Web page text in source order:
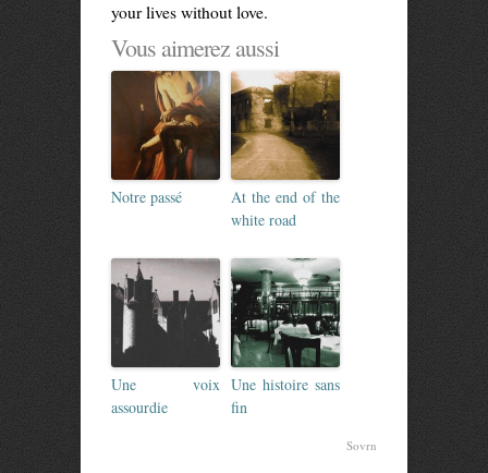
your lives without love.
Vous aimerez aussi
Notre passé
At the end of the
white road
Une voix
assourdie
Une histoire sans
fin
Sovrn